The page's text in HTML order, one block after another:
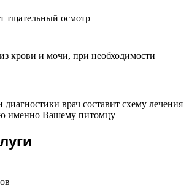
тщательный осмотр
крови и мочи, при необходимости
врач составит схему лечения
именно Вашему питомцу